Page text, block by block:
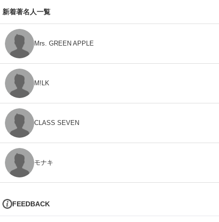
新着著名人一覧
Mrs. GREEN APPLE
M!LK
CLASS SEVEN
モナキ
FEEDBACK